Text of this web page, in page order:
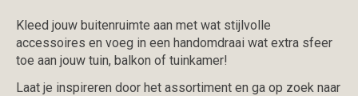
Kleed jouw buitenruimte aan met wat stijlvolle
accessoires en voeg in een handomdraai wat extra sfeer
toe aan jouw tuin, balkon of tuinkamer!
Laat je inspireren door het assortiment en ga op zoek naar